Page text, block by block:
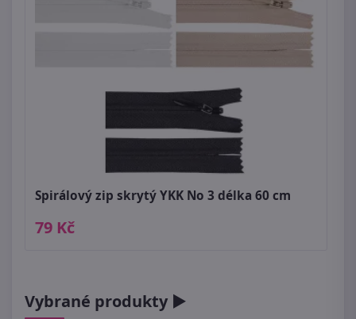
Spirálový zip skrytý YKK No 3 délka 60 cm
79 Kč
Vybrané produkty ►